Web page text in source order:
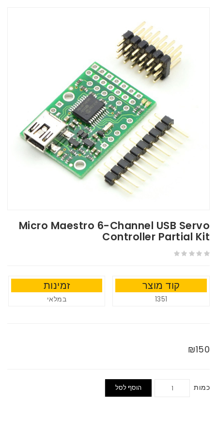
Micro Maestro 6-Channel USB Servo
Controller Partial Kit
קוד מוצר
1351
זמינות
במלאי
₪150
כמות הוסף לסל